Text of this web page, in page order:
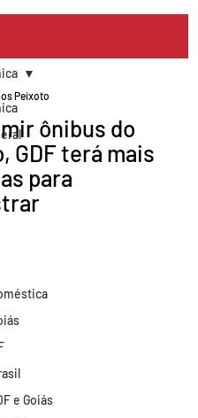
e Goiás
ônibus do
GDF terá mais
para
Peixoto